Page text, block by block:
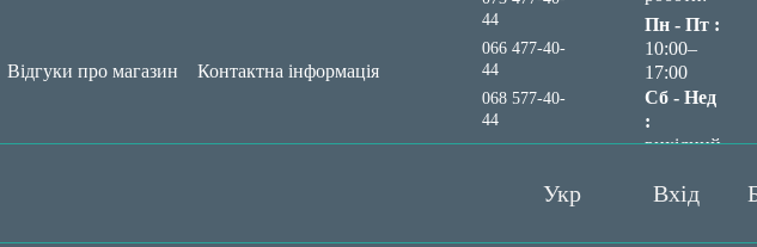
Відгуки про магазин
Контактна інформація
44
066 477-40-
44
068 577-40-
44
Передзвонити вам?
Пн - Пт :
10:00–
17:00
Сб - Нед
:
вихідний
Укр Вхід